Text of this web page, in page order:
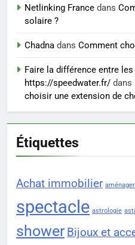
BIEN
8
BIEN
Netlinking France dans
solaire ?
Chadna dans Comment
Faire la différence entre
https://speedwater.fr/ dans
choisir une extension de
Étiquettes
Achat immobilier
spectacle astrologie
shower Bijoux et